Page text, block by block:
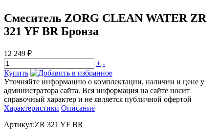
Смеситель ZORG CLEAN WATER ZR
321 YF BR Бронза
12 249 ₽
+ -
Купить
Уточняйте информацию о комплектации, наличии и цене у
администратора сайта. Вся информация на сайте носит
справочный характер и не является публичной офертой
Характеристики Описание
Артикул:ZR 321 YF BR